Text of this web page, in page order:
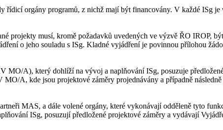
orgány programů, z nichž mají být financovány. V každé ISg je
projekty musí, kromě požadavků uvedených ve výzvě ŘO IROP,
o jeho souladu s ISg. Kladné vyjádření je povinnou přílohou
A), který dohlíží na vývoj a naplňování ISg, posuzuje
A, kde jsou projektové záměry projednávány a případně
MAS, a dále volené orgány, které vykonávají odděleně tyto
ISg, posuzují předložené projektové záměry a vydávají